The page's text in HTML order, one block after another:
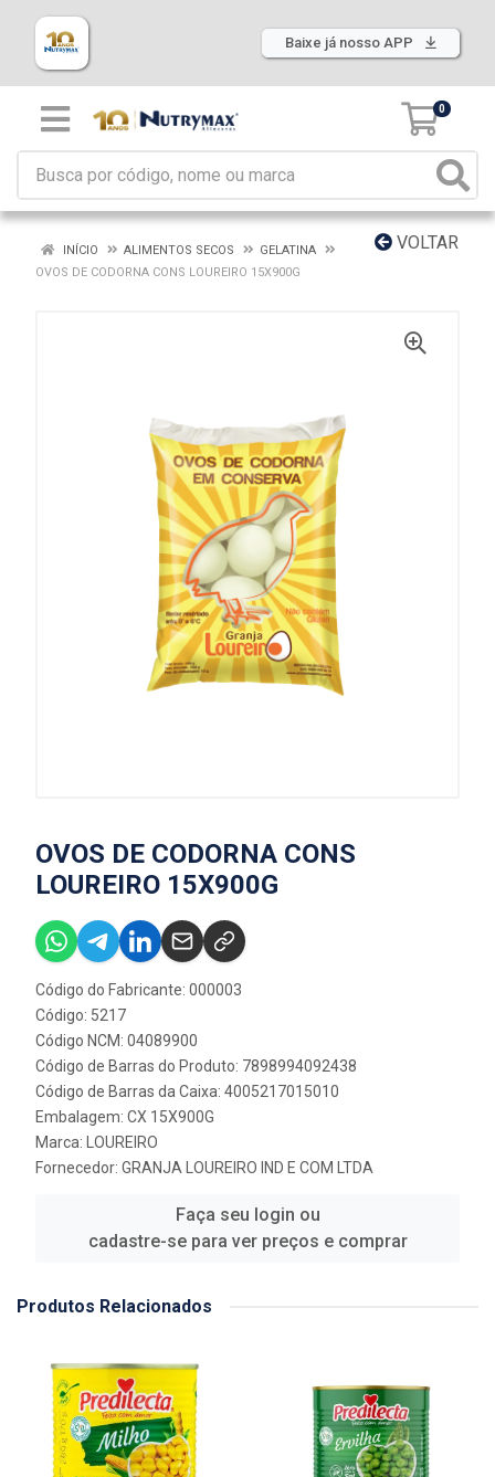
Baixe já nosso APP
0
VOLTAR
INÍCIO ALIMENTOS SECOS
GELATINA
OVOS DE CODORNA CONS LOUREIRO 15X900G
OVOS DE CODORNA CONS
LOUREIRO 15X900G
Código do Fabricante: 000003
Código: 5217
Código NCM: 04089900
Código de Barras do Produto: 7898994092438
Código de Barras da Caixa: 4005217015010
Embalagem: CX 15X900G
Marca: LOUREIRO
Fornecedor: GRANJA LOUREIRO IND E COM LTDA
Faça seu login ou
cadastre-se para ver preços e comprar
Produtos Relacionados